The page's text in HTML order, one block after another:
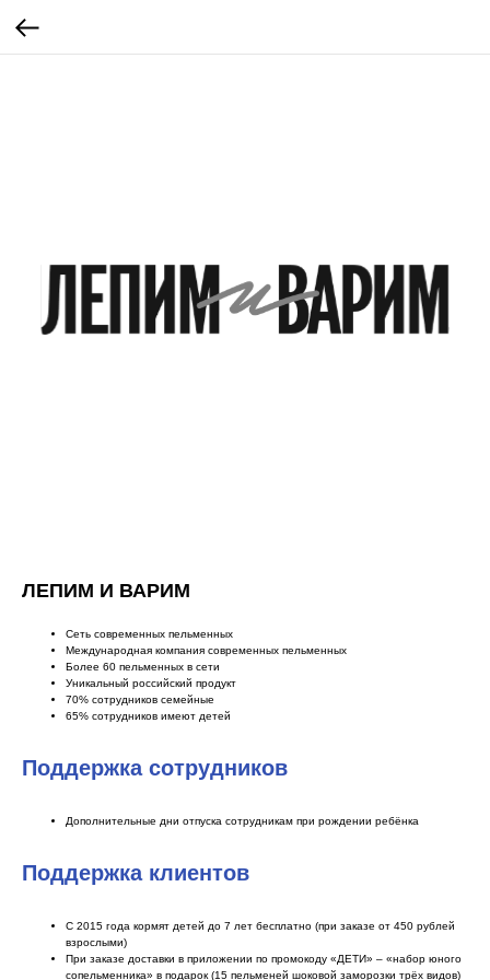
ЛЕПИМ И ВАРИМ
Сеть современных пельменных
Международная компания современных пельменных
Более 60 пельменных в сети
Уникальный российский продукт
70% сотрудников семейные
65% сотрудников имеют детей
Поддержка сотрудников
Дополнительные дни отпуска сотрудникам при рождении ребёнка
Поддержка клиентов
С 2015 года кормят детей до 7 лет бесплатно (при заказе от 450 рублей
взрослыми)
При заказе доставки в приложении по промокоду «ДЕТИ» – «набор юного
сопельменника» в подарок (15 пельменей шоковой заморозки трёх видов)